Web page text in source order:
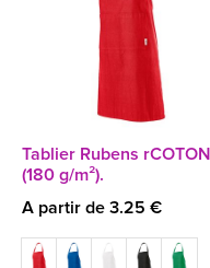
Tablier Rubens rCOTON
(180 g/m²).
A partir de 3.25 €